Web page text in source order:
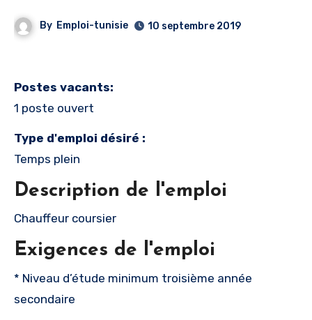
By Emploi-tunisie 10 septembre 2019
Postes vacants:
1 poste ouvert
Type d'emploi désiré :
Temps plein
Description de l'emploi
Chauffeur coursier
Exigences de l'emploi
* Niveau d’étude minimum troisième année
secondaire